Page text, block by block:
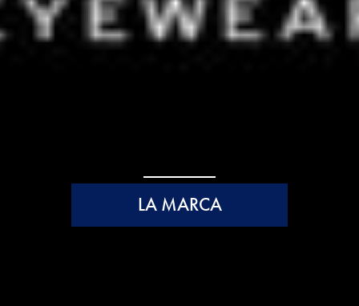
LA MARCA